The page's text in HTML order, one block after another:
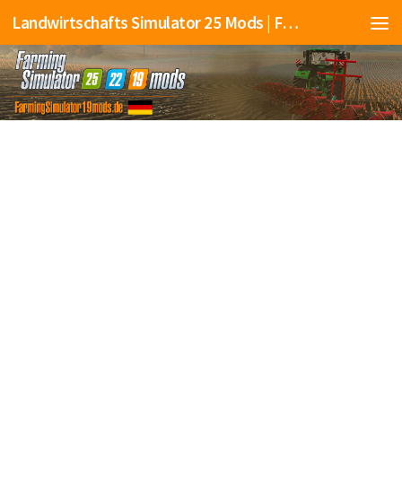
Landwirtschafts Simulator 25 Mods | Farming Simulator 25 Mods | FS25 Mods